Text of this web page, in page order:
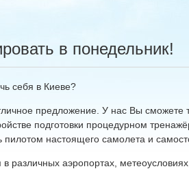
в понедельник!
себя в Киеве?
предложение. У нас Вы сможете
подготовки процедурном
пилотом настоящего самолета и
различных аэропортах,